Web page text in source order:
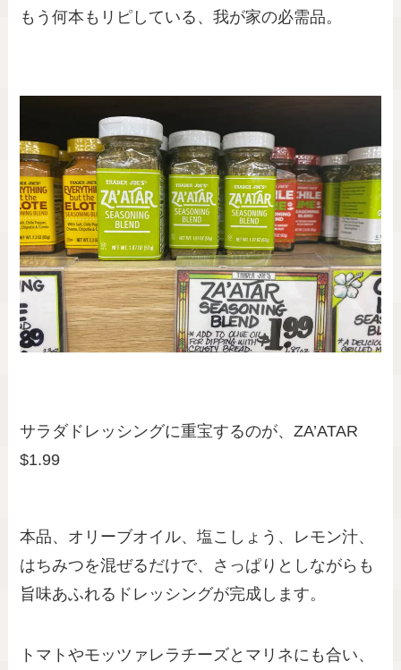
もう何本もリピしている、我が家の必需品。
サラダドレッシングに重宝するのが、ZA’ATAR
$1.99
本品、オリーブオイル、塩こしょう、レモン汁、
はちみつを混ぜるだけで、さっぱりとしながらも
旨味あふれるドレッシングが完成します。
トマトやモッツァレラチーズとマリネにも合い、